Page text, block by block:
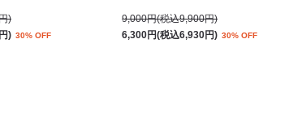
)
) 30% OFF
9,000円(税込9,900円)
6,300円(税込6,930円) 30% OFF